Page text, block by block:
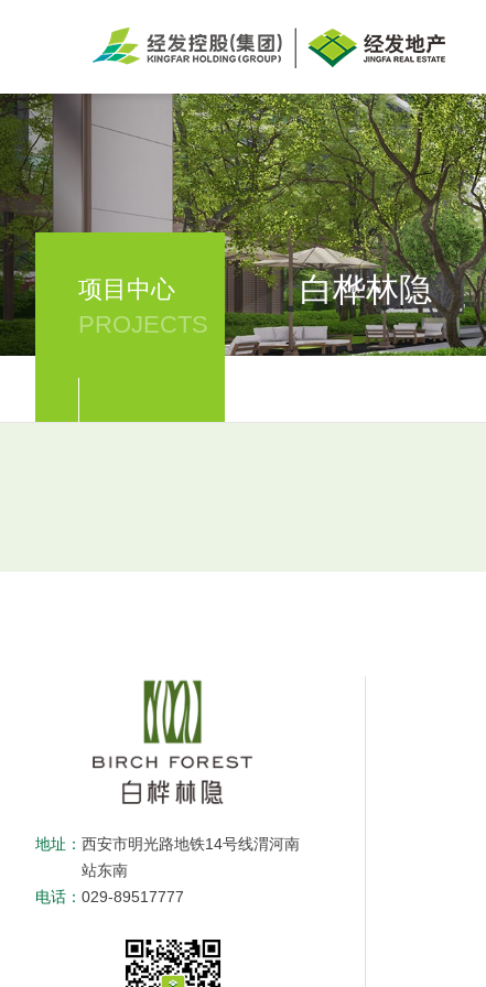
项目中心
PROJECTS
白桦林隐
地址： 西安市明光路地铁14号线渭河南
站东南
电话： 029-89517777